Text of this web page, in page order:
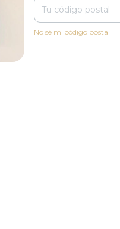
No sé mi código postal